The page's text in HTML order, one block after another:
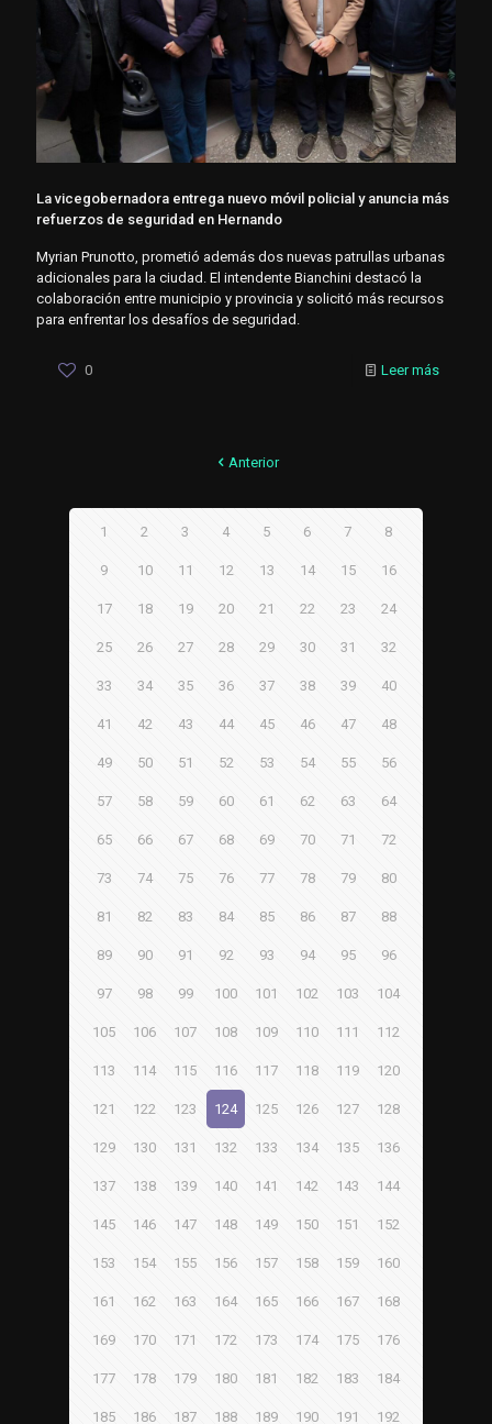
La vicegobernadora entrega nuevo móvil policial y anuncia más
refuerzos de seguridad en Hernando
Myrian Prunotto, prometió además dos nuevas patrullas urbanas
adicionales para la ciudad. El intendente Bianchini destacó la
colaboración entre municipio y provincia y solicitó más recursos
para enfrentar los desafíos de seguridad.
0 Leer más
Anterior
1 2 3 4 5 6 7 8
9 10 11 12 13 14 15 16
17 18 19 20 21 22 23 24
25 26 27 28 29 30 31 32
33 34 35 36 37 38 39 40
41 42 43 44 45 46 47 48
49 50 51 52 53 54 55 56
57 58 59 60 61 62 63 64
65 66 67 68 69 70 71 72
73 74 75 76 77 78 79 80
81 82 83 84 85 86 87 88
89 90 91 92 93 94 95 96
97 98 99 100 101 102 103 104
105 106 107 108 109 110 111 112
113 114 115 116 117 118 119 120
121 122 123 124 125 126 127 128
129 130 131 132 133 134 135 136
137 138 139 140 141 142 143 144
145 146 147 148 149 150 151 152
153 154 155 156 157 158 159 160
161 162 163 164 165 166 167 168
169 170 171 172 173 174 175 176
177 178 179 180 181 182 183 184
185 186 187 188 189 190 191 192